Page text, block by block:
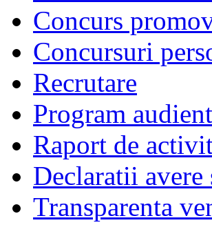
Concurs
Concursuri
Recrutare
Program
Raport de
Declaratii avere
Transparenta